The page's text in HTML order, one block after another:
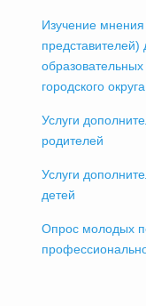
Изучение
представителей)
городского округа
Услуги
родителей
Услуги
детей
Опрос молодых